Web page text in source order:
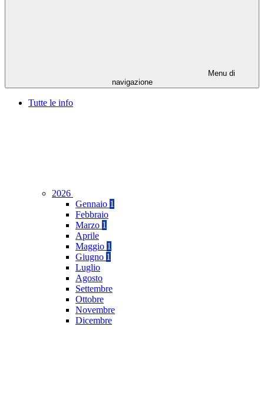
Menu di
navigazione
Tutte le info
2026
Gennaio 1
Febbraio
Marzo 1
Aprile
Maggio 1
Giugno 1
Luglio
Agosto
Settembre
Ottobre
Novembre
Dicembre